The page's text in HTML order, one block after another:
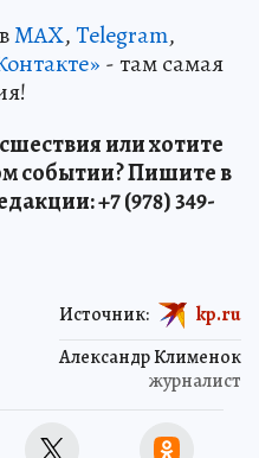
MAX,Telegram,
- там самая
или хотите
событии? Пишите в
+7 (978) 349-
Александр Клименок
журналист
Источник: kp.ru